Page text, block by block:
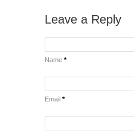
Leave a Reply
Name *
Email *